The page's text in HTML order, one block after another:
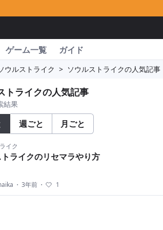
ゲーム一覧 ガイド
ウルストライク > ソウルストライクの人気記事
トライクの人気記事
結果
週ごと 月ごと
イク
ライクのリセマラやり方
・ 3年前 ・ 1